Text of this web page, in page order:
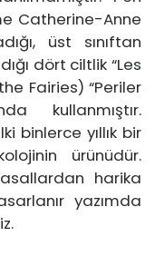
Catherine-Anne
üst sınıftan
dört ciltlik “Les
Fairies) “Periler
kullanmıştır.
binlerce yıllık bir
ürünüdür.
harika
yazımda